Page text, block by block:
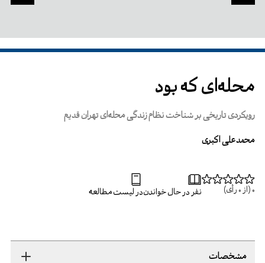
محله‌ای که بود
رویکردی تاریخی بر شناخت نظام زندگی محله‌ای تهران قدیم
محمدعلی اکبری
0 (از 0 رأی) نفر در حال خواندندر لیست مطالعه
مشخصات